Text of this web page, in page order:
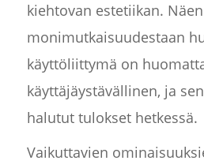
kiehtovan estetiikan.
monimutkaisuudestaan
käyttöliittymä on
käyttäjäystävällinen, ja
halutut tulokset hetkessä.
Vaikuttavien